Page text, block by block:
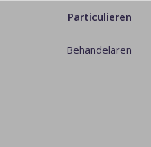
Particulieren
Behandelaren